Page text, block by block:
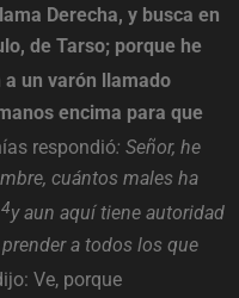
Derecha, y busca en
de Tarso; porque he
un varón llamado
encima para que
respondió: Señor, he
cuántos males ha
y aun aquí tiene autoridad
a todos los que
Ve, porque